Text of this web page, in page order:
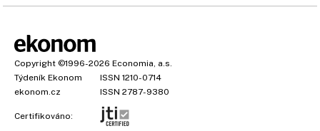
Copyright ©1996-2026 Economia, a.s.
Týdeník Ekonom
ISSN 1210-0714
ekonom.cz
ISSN 2787-9380
Certifikováno: